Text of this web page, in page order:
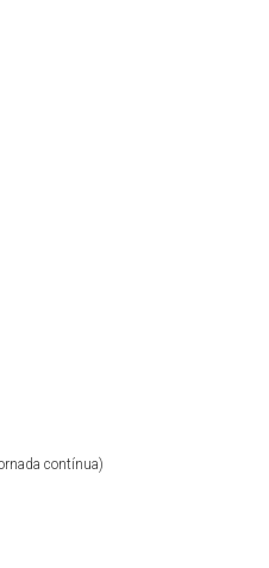
contínua)